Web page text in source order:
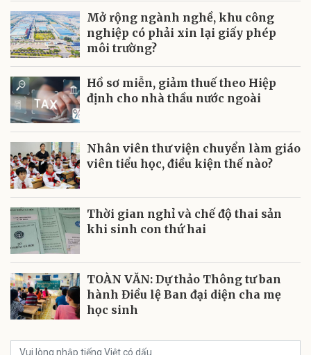
Mở rộng ngành nghề, khu công
nghiệp có phải xin lại giấy phép
môi trường?
Hồ sơ miễn, giảm thuế theo Hiệp
định cho nhà thầu nước ngoài
Nhân viên thư viện chuyển làm giáo
viên tiểu học, điều kiện thế nào?
Thời gian nghỉ và chế độ thai sản
khi sinh con thứ hai
TOÀN VĂN: Dự thảo Thông tư ban
hành Điều lệ Ban đại diện cha mẹ
học sinh